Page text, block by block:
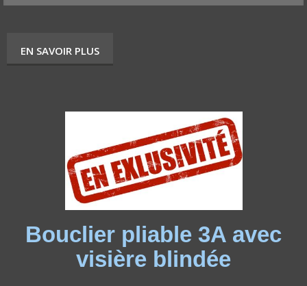
EN SAVOIR PLUS
Bouclier pliable 3A avec
visière blindée